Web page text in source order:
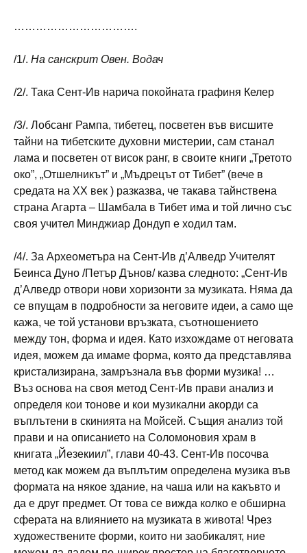
…………………………….
/1/. На санскрит Овен. Водач
/2/. Така Сент-Ив нарича покойната графиня Келер
/3/. Лобсанг Рампа, тибетец, посветен във висшите
тайни на тибетските духовни мистерии, сам станал
лама и посветен от висок ранг, в своите книги „Третото
око”, „Отшелникът” и „Мъдрецът от Тибет” (вече в
средата на XX век ) разказва, че такава тайнствена
страна Агарта – Шамбала в Тибет има и той лично със
своя учител Минджиар Дондуп е ходил там.
/4/. За Археометъра на Сент-Ив д’Алведр Учителят
Беинса Дуно /Петър Дънов/ казва следното: „Сент-Ив
д’Алведр отвори нови хоризонти за музиката. Няма да
се впущам в подробности за неговите идеи, а само ще
кажа, че той установи връзката, съотношението
между тон, форма и идея. Като изхождаме от неговата
идея, можем да имаме форма, която да представлява
кристализирана, замръзнала във форми музика! …
Въз основа на своя метод Сент-Ив прави анализ и
определя кои тонове и кои музикални акорди са
въплътени в скинията на Мойсей. Същия анализ той
прави и на описанието на Соломоновия храм в
книгата „Йезекиил”, глави 40-43. Сент-Ив посочва
метод как можем да въплътим определена музика във
формата на някое здание, на чаша или на какъвто и
да е друг предмет. От това се вижда колко е обширна
сферата на влиянието на музиката в живота! Чрез
художествените форми, които ни заобикалят, ние